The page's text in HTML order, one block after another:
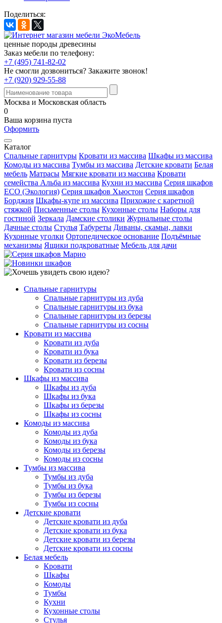
Поделиться:
ценные породы древесины
Заказ мебели по телефону:
+7 (495) 741-82-02
Не смогли дозвониться? Закажите звонок!
+7 (920) 929-55-88
Москва и Московская область
0
Ваша корзина пуста
Оформить
Каталог
Спальные гарнитуры Кровати из массива Шкафы из массива
Комоды из массива Тумбы из массива Детские кровати Белая
мебель Матрасы Мягкие кровати из массива Кровати
семейства Альба из массива Кухни из массива Серия шкафов
ECO (Экология) Серия шкафов Хьюстон Серия шкафов
Борджия Шкафы-купе из массива Прихожие с каретной
стяжкой Письменные столы Кухонные столы Наборы для
гостиной Зеркала Дамские столики Журнальные столы
Дачные столы Стулья Табуреты Диваны, скамьи, лавки
Кухонные уголки Ортопедическое основание Подъёмные
механизмы Ящики подкроватные Мебель для дачи
Спальные гарнитуры
Спальные гарнитуры из дуба
Спальные гарнитуры из бука
Спальные гарнитуры из березы
Спальные гарнитуры из сосны
Кровати из массива
Кровати из дуба
Кровати из бука
Кровати из березы
Кровати из сосны
Шкафы из массива
Шкафы из дуба
Шкафы из бука
Шкафы из березы
Шкафы из сосны
Комоды из массива
Комоды из дуба
Комоды из бука
Комоды из березы
Комоды из сосны
Тумбы из массива
Тумбы из дуба
Тумбы из бука
Тумбы из березы
Тумбы из сосны
Детские кровати
Детские кровати из дуба
Детские кровати из бука
Детские кровати из березы
Детские кровати из сосны
Белая мебель
Кровати
Шкафы
Комоды
Тумбы
Кухни
Кухонные столы
Стулья